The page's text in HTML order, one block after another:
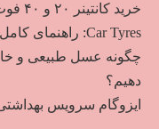
خرید کانتینر ۲۰ و ۴۰ فوت با بهترین قیمت
Car Tyres: راهنمای کامل خرید تایر
چگونه عسل طبیعی و
دهیم؟
ایزوگام سرویس